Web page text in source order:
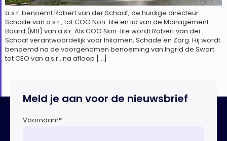
a.s.r. benoemt Robert van der Schaaf, de huidige directeur
Schade van a.s.r., tot COO Non-life en lid van de Management
Board (MB) van a.s.r. Als COO Non-life wordt Robert van der
Schaaf verantwoordelijk voor Inkomen, Schade en Zorg. Hij wordt
benoemd na de voorgenomen benoeming van Ingrid de Swart
tot CEO van a.s.r., na afloop […]
Meld je aan voor de nieuwsbrief
Voornaam*